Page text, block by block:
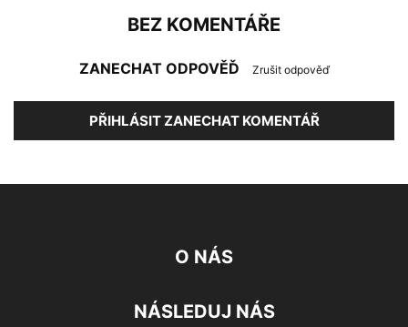
BEZ KOMENTÁŘE
ZANECHAT ODPOVĚĎ Zrušit odpověď
PŘIHLÁSIT ZANECHAT KOMENTÁŘ
O NÁS
NÁSLEDUJ NÁS